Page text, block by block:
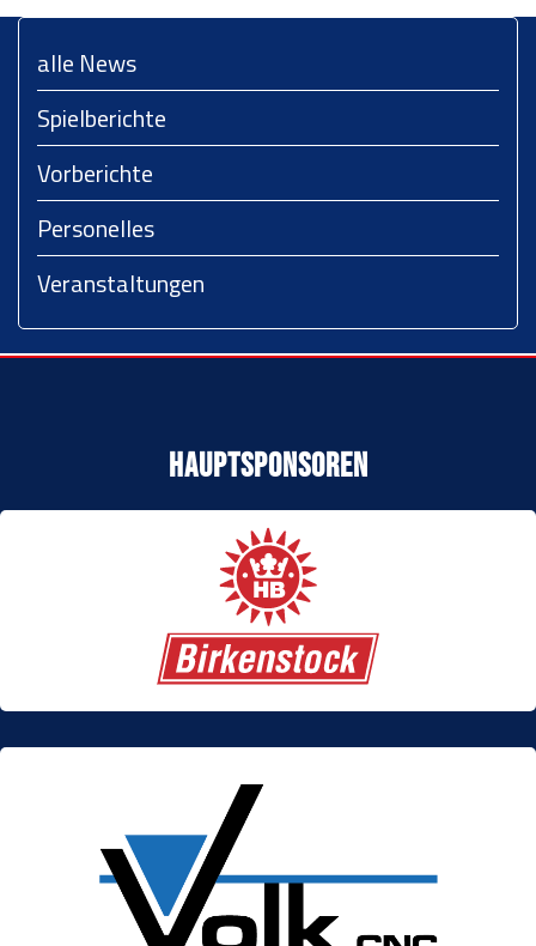
alle News
Spielberichte
Vorberichte
Personelles
Veranstaltungen
Hauptsponsoren